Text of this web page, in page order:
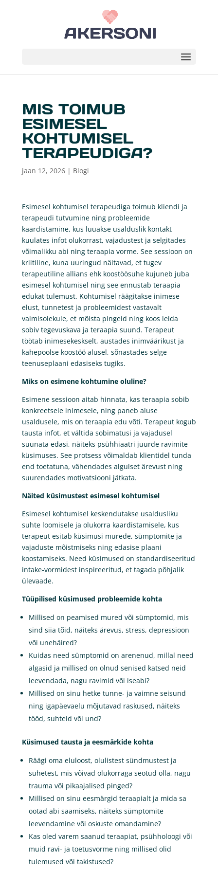
MIS TOIMUB
ESIMESEL
KOHTUMISEL
TERAPEUDIGA?
jaan 12, 2026| Blogi
Esimesel kohtumisel terapeudiga toimub kliendi ja
terapeudi tutvumine ning probleemide
kaardistamine, kus luuakse usalduslik kontakt
kuulates infot olukorrast, vajadustest ja selgitades
võimalikku abi ning teraapia vorme. See sessioon on
kriitiline, kuna uuringud näitavad, et tugev
terapeutiline allians ehk koostöösuhe kujuneb juba
esimesel kohtumisel ning see ennustab teraapia
edukat tulemust. Kohtumisel räägitakse inimese
elust, tunnetest ja probleemidest vastavalt
valmisolekule, et mõista pingeid ning koos leida
sobiv tegevuskava ja teraapia suund. Terapeut
töötab inimesekeskselt, austades inimväärikust ja
kahepoolse koostöö alusel, sõnastades selge
teenuseplaani edasiseks tugiks.
Miks on esimene kohtumine oluline?
Esimene sessioon aitab hinnata, kas teraapia sobib
konkreetsele inimesele, ning paneb aluse
usaldusele, mis on teraapia edu võti. Terapeut kogub
tausta infot, et vältida sobimatusi ja vajadusel
suunata edasi, näiteks psühhiaatri juurde ravimite
küsimuses. See protsess võimaldab klientidel tunda
end toetatuna, vähendades algulset ärevust ning
suurendades motivatsiooni jätkata.
Näited küsimustest esimesel kohtumisel
Esimesel kohtumisel keskendutakse usaldusliku
suhte loomisele ja olukorra kaardistamisele, kus
terapeut esitab küsimusi murede, sümptomite ja
vajaduste mõistmiseks ning edasise plaani
koostamiseks. Need küsimused on standardiseeritud
intake-vormidest inspireeritud, et tagada põhjalik
ülevaade.
Tüüpilised küsimused probleemide kohta
Millised on peamised mured või sümptomid, mis
sind siia tõid, näiteks ärevus, stress, depressioon
või unehäired?
Kuidas need sümptomid on arenenud, millal need
algasid ja millised on olnud senised katsed neid
leevendada, nagu ravimid või iseabi?
Millised on sinu hetke tunne- ja vaimne seisund
ning igapäevaelu mõjutavad raskused, näiteks
tööd, suhteid või und?
Küsimused tausta ja eesmärkide kohta
Räägi oma eluloost, olulistest sündmustest ja
suhetest, mis võivad olukorraga seotud olla, nagu
trauma või pikaajalised pinged?
Millised on sinu eesmärgid teraapialt ja mida sa
ootad abi saamiseks, näiteks sümptomite
leevendamine või oskuste omandamine?
Kas oled varem saanud teraapiat, psühholoogi või
muid ravi- ja toetusvorme ning millised olid
tulemused või takistused?